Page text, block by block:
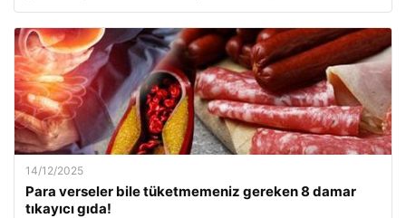
14/12/2025
Para verseler bile tüketmemeniz gereken 8 damar
tıkayıcı gıda!